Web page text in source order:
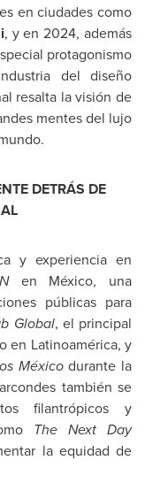
en ciudades como
, y en 2024, además
protagonismo
del diseño
resalta la visión de
mentes del lujo
DETRÁS DE
y experiencia en
en México, una
públicas para
Global, el principal
en Latinoamérica, y
Méxicodurante la
también se
filantrópicos y
The Next Day
la equidad de